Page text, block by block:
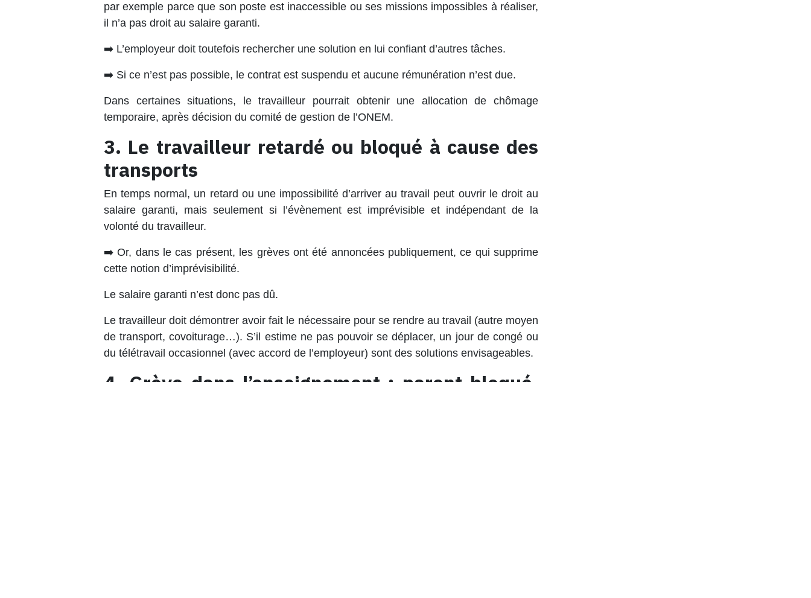
par exemple parce que son poste est inaccessible ou ses missions impossibles à réaliser,
il n’a pas droit au salaire garanti.
➡️ L’employeur doit toutefois rechercher une solution en lui confiant d’autres tâches.
➡️ Si ce n’est pas possible, le contrat est suspendu et aucune rémunération n’est due.
Dans certaines situations, le travailleur pourrait obtenir une allocation de chômage
temporaire, après décision du comité de gestion de l’ONEM.
3. Le travailleur retardé ou bloqué à cause des
transports
En temps normal, un retard ou une impossibilité d’arriver au travail peut ouvrir le droit au
salaire garanti, mais seulement si l’évènement est imprévisible et indépendant de la
volonté du travailleur.
➡️ Or, dans le cas présent, les grèves ont été annoncées publiquement, ce qui supprime
cette notion d’imprévisibilité.
Le salaire garanti n’est donc pas dû.
Le travailleur doit démontrer avoir fait le nécessaire pour se rendre au travail (autre moyen
de transport, covoiturage…). S’il estime ne pas pouvoir se déplacer, un jour de congéou
du télétravail occasionnel (avec accord de l’employeur) sont des solutions envisageables.
4. Grève dans l’enseignement : parent bloqué,